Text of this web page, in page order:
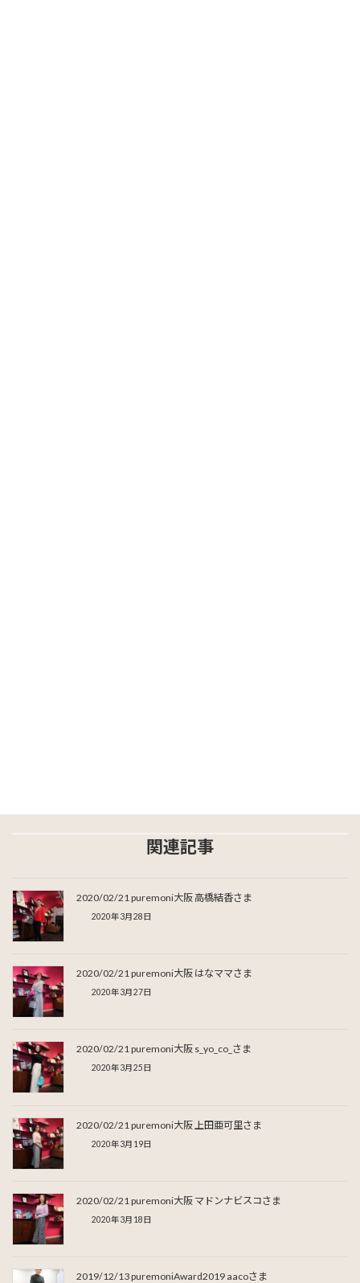
関連記事
2020/02/21 puremoni大阪 高橋結香さま
2020年3月28日
2020/02/21 puremoni大阪 はなママさま
2020年3月27日
2020/02/21 puremoni大阪 s_yo_co_さま
2020年3月25日
2020/02/21 puremoni大阪 上田亜可里さま
2020年3月19日
2020/02/21 puremoni大阪 マドンナビスコさま
2020年3月18日
2019/12/13 puremoniAward2019 aacoさま